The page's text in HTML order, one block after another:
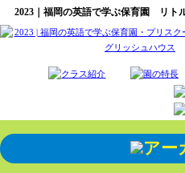
2023｜福岡の英語で学ぶ保育園 リト